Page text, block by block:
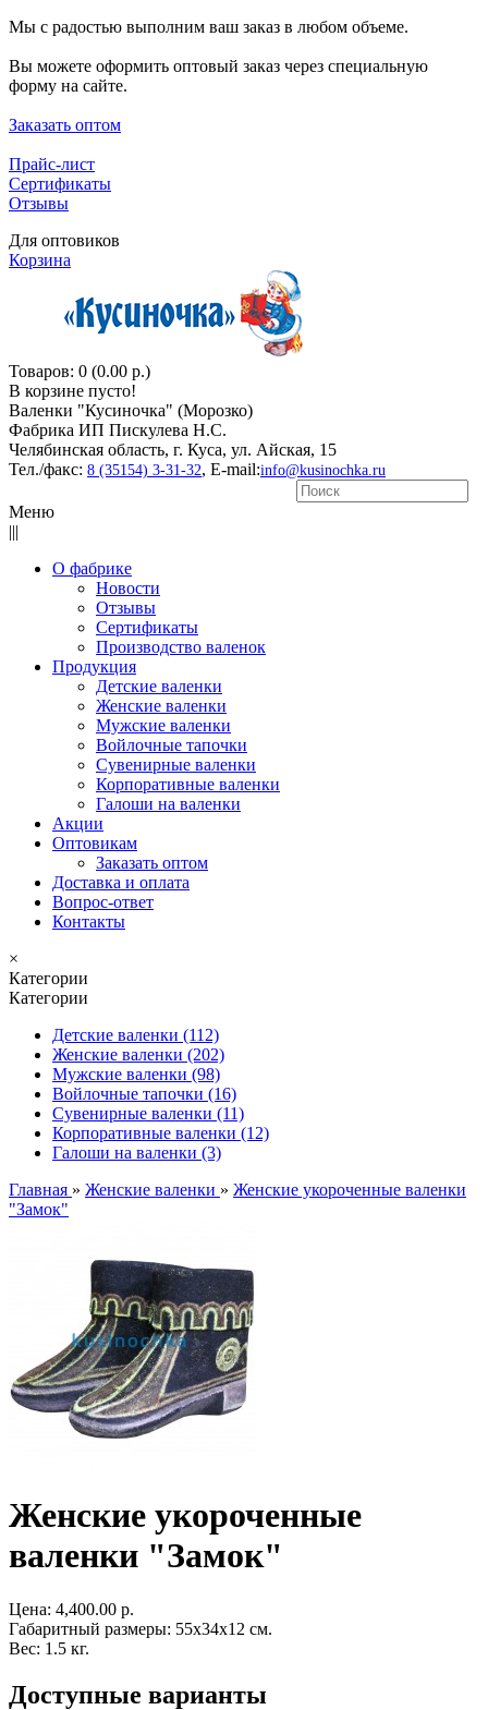
Мы с радостью выполним ваш заказ в любом объеме.
Вы можете оформить оптовый заказ через специальную
форму на сайте.
Заказать оптом
Прайс-лист
Сертификаты
Отзывы
Для оптовиков
Корзина
Товаров: 0 (0.00 р.)
В корзине пусто!
Валенки "Кусиночкa" (Морозко)
Фабрика ИП Пискулева Н.С.
Челябинская область, г. Куса, ул. Айская, 15
Тел./факс: 8 (35154) 3-31-32, E-mail:info@kusinochka.ru
Меню
|||
О фабрике
Новости
Отзывы
Сертификаты
Производство валенок
Продукция
Детские валенки
Женские валенки
Мужские валенки
Войлочные тапочки
Сувенирные валенки
Корпоративные валенки
Галоши на валенки
Акции
Оптовикам
Заказать оптом
Доставка и оплата
Вопрос-ответ
Контакты
×
Категории
Категории
Детские валенки (112)
Женские валенки (202)
Мужские валенки (98)
Войлочные тапочки (16)
Сувенирные валенки (11)
Корпоративные валенки (12)
Галоши на валенки (3)
Главная » Женские валенки » Женские укороченные валенки
"Замок"
Женские укороченные
валенки "Замок"
Цена: 4,400.00 р.
Габаритный размеры: 55x34x12 см.
Вес: 1.5 кг.
Доступные варианты